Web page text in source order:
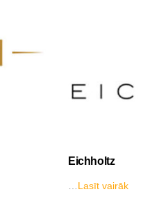
Eichholtz
Lasīt vairāk